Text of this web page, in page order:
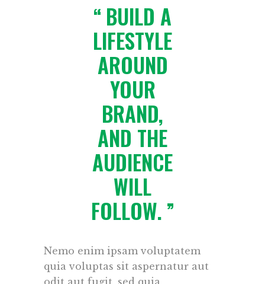
BUILD A
LIFESTYLE
AROUND
YOUR
BRAND,
AND THE
AUDIENCE
WILL
FOLLOW.
Nemo enim ipsam voluptatem
quia voluptas sit aspernatur aut
odit aut fugit, sed quia